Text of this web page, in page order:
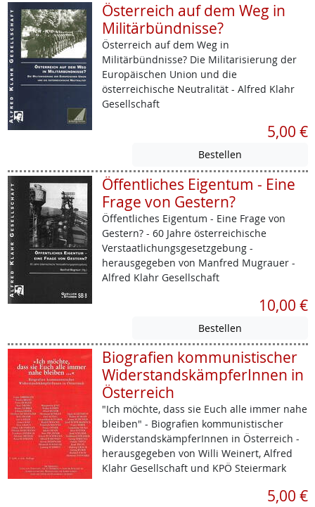
Österreich auf dem Weg in
Militärbündnisse?
Österreich auf dem Weg in
Militärbündnisse? Die Militarisierung der
Europäischen Union und die
österreichische Neutralität - Alfred Klahr
Gesellschaft
5,00 €
Öffentliches Eigentum - Eine
Frage von Gestern?
Öffentliches Eigentum - Eine Frage von
Gestern? - 60 Jahre österreichische
Verstaatlichungsgesetzgebung -
herausgegeben von Manfred Mugrauer -
Alfred Klahr Gesellschaft
10,00 €
Biografien kommunistischer
WiderstandskämpferInnen in
Österreich
"Ich möchte, dass sie Euch alle immer nahe
bleiben" - Biografien kommunistischer
WiderstandskämpferInnen in Österreich -
herausgegeben von Willi Weinert, Alfred
Klahr Gesellschaft und KPÖ Steiermark
5,00 €